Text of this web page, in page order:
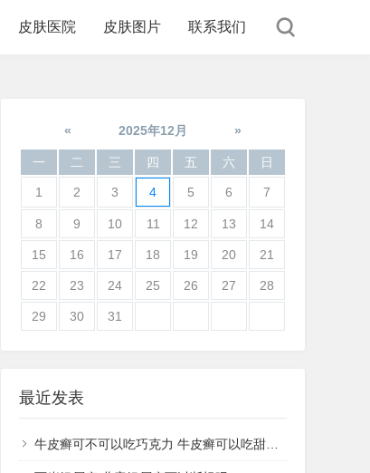
皮肤医院 皮肤图片 联系我们
« 2025年12月 »
一 二 三 四 五 六 日
1 2 3 4 5 6 7
8 9 10 11 12 13 14
15 16 17 18 19 20 21
22 23 24 25 26 27 28
29 30 31
最近发表
牛皮癣可不可以吃巧克力 牛皮癣可以吃甜品吗